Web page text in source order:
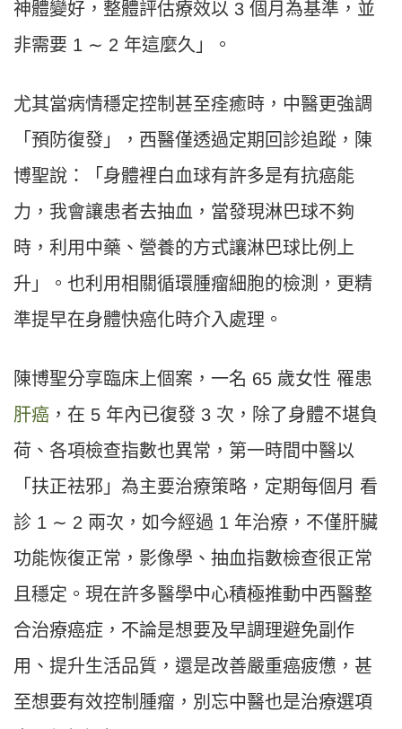
神體變好，整體評估療效以 3 個月為基準，並
非需要 1 ∼ 2 年這麼久」。
尤其當病情穩定控制甚至痊癒時，中醫更強調
「預防復發」，西醫僅透過定期回診追蹤，陳
博聖說：「身體裡白血球有許多是有抗癌能
力，我會讓患者去抽血，當發現淋巴球不夠
時，利用中藥、營養的方式讓淋巴球比例上
升」。也利用相關循環腫瘤細胞的檢測，更精
準提早在身體快癌化時介入處理。
陳博聖分享臨床上個案，一名 65 歲女性 罹患
肝癌 ，在 5 年內已復發 3 次，除了身體不堪負
荷、各項檢查指數也異常，第一時間中醫以
「扶正祛邪」為主要治療策略，定期每個月 看
診 1 ∼ 2 兩次，如今經過 1 年治療，不僅肝臟
功能恢復正常，影像學、抽血指數檢查很正常
且穩定。現在許多醫學中心積極推動中西醫整
合治療癌症，不論是想要及早調理避免副作
用、提升生活品質，還是改善嚴重癌疲憊，甚
至想要有效控制腫瘤，別忘中醫也是治療選項